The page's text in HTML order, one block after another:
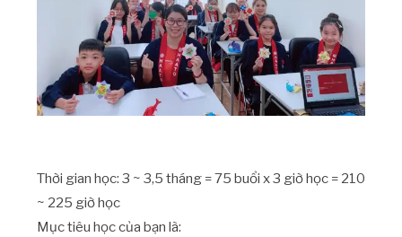
Thời gian học: 3 ~ 3,5 tháng = 75 buổi x 3 giờ học = 210
~ 225 giờ học
Mục tiêu học của bạn là: